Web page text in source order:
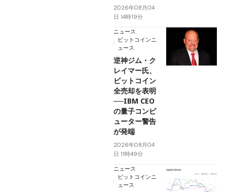
2026年08月04
日 14時19分
ニュース
ビットコインニ
ュース
逆神ジム・ク
レイマー氏、
ビットコイン
全売却を表明
──IBM CEO
の量子コンピ
ューター警告
が発端
2026年08月04
日 11時49分
ニュース
ビットコインニ
ュース